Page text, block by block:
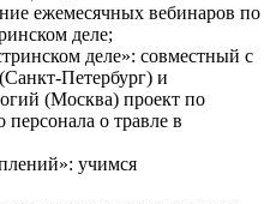
ежемесячных вебинаров по
деле;
деле»: совместный с
Петербург) и
(Москва) проект по
о травле в
учимся